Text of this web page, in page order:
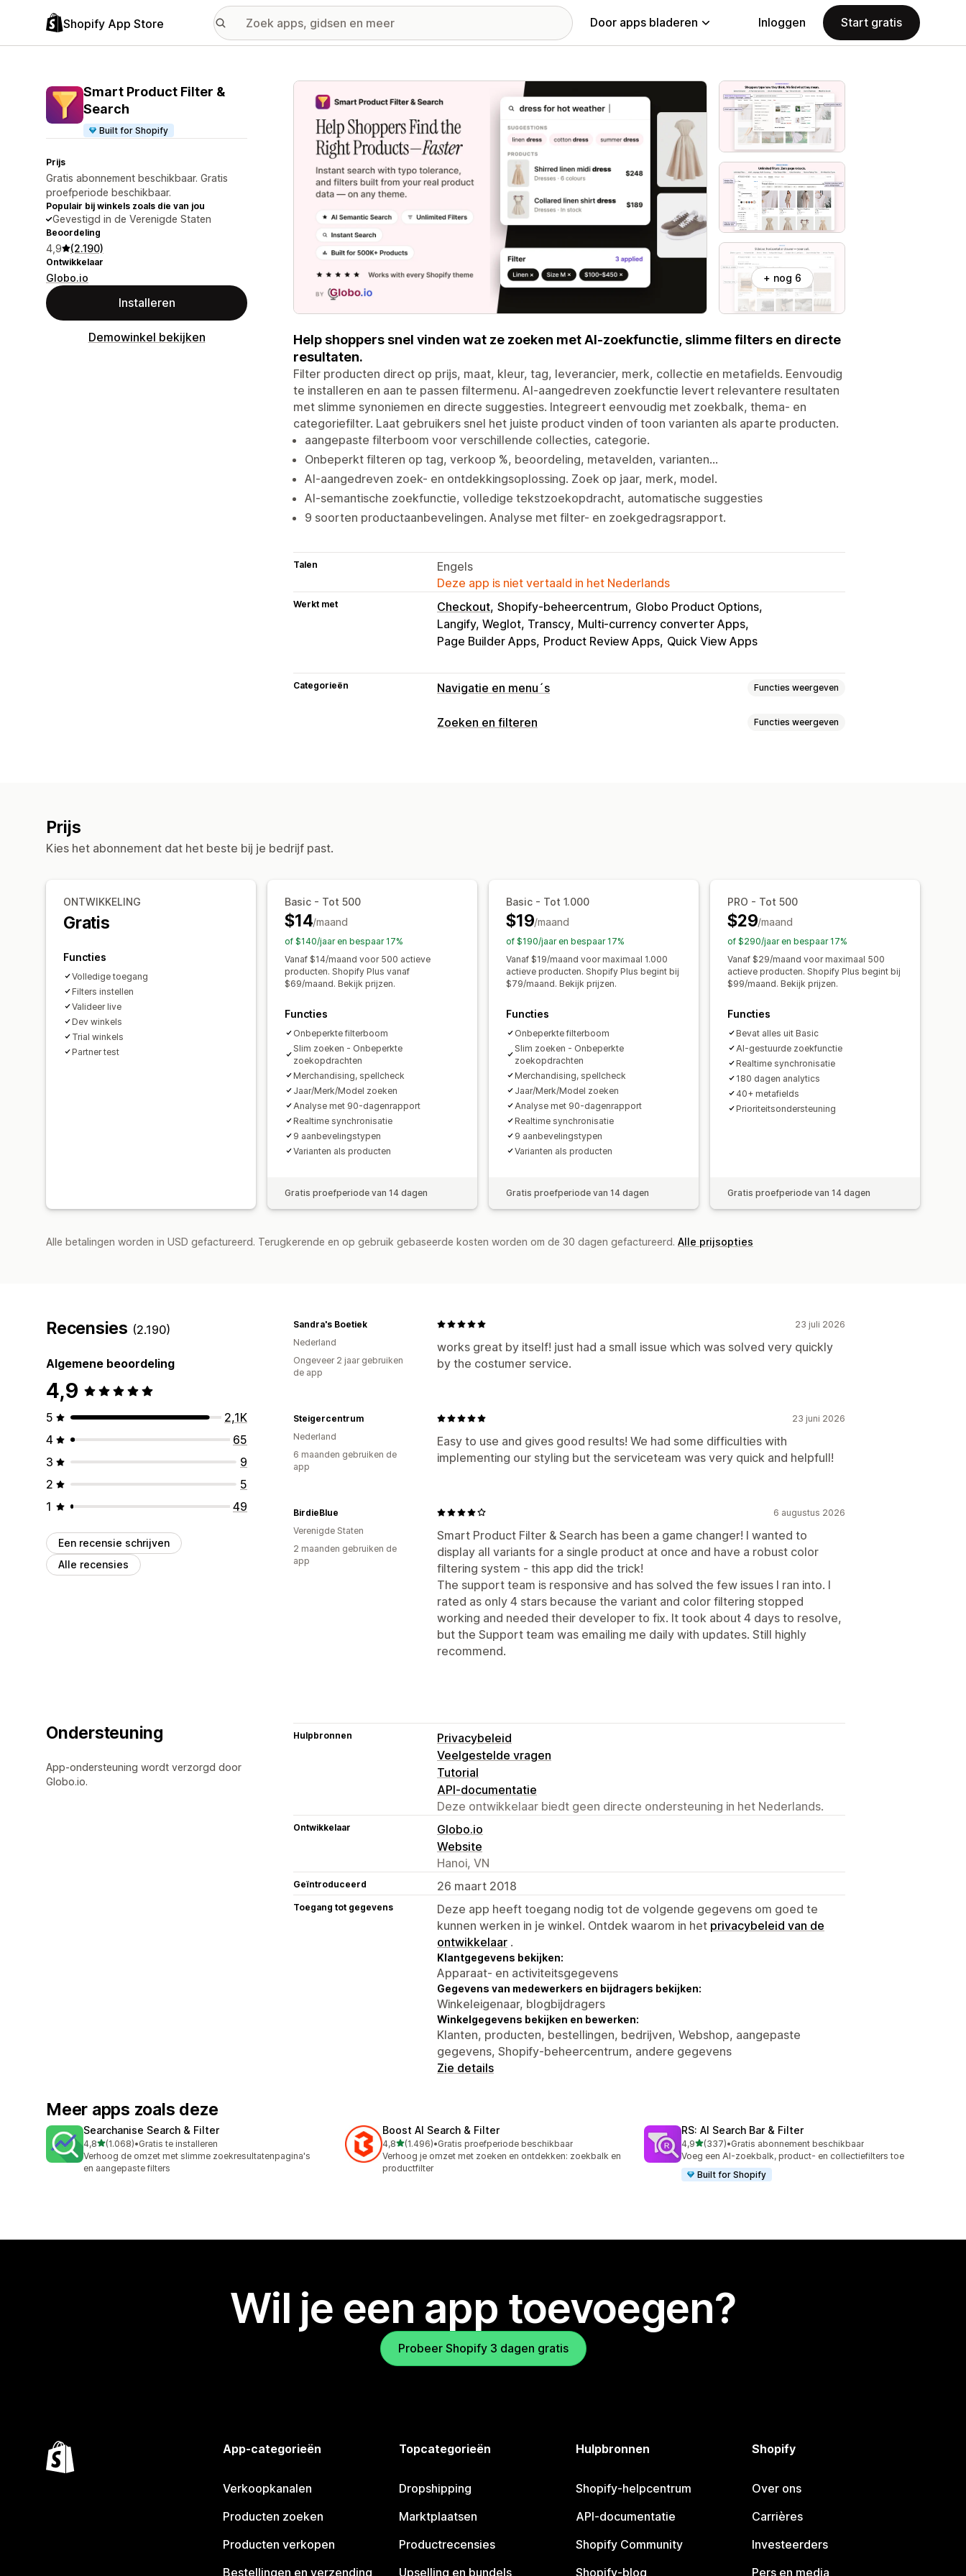
Shopify App Store Door apps bladeren Inloggen Start gratis
Smart Product Filter &
Search
Built for Shopify
Prijs
Gratis abonnement beschikbaar. Gratis
proefperiode beschikbaar.
Populair bij winkels zoals die van jou
Gevestigd in de Verenigde Staten
Beoordeling
4,9 (2.190)
Ontwikkelaar
Globo.io
Installeren
Demowinkel bekijken
Galerij met uitgelichte afbeeldingen
+ nog 6
Help shoppers snel vinden wat ze zoeken met AI-zoekfunctie, slimme filters en directe
resultaten.
Filter producten direct op prijs, maat, kleur, tag, leverancier, merk, collectie en metafields. Eenvoudig
te installeren en aan te passen filtermenu. AI-aangedreven zoekfunctie levert relevantere resultaten
met slimme synoniemen en directe suggesties. Integreert eenvoudig met zoekbalk, thema- en
categoriefilter. Laat gebruikers snel het juiste product vinden of toon varianten als aparte producten.
aangepaste filterboom voor verschillende collecties, categorie.
Onbeperkt filteren op tag, verkoop %, beoordeling, metavelden, varianten...
AI-aangedreven zoek- en ontdekkingsoplossing. Zoek op jaar, merk, model.
AI-semantische zoekfunctie, volledige tekstzoekopdracht, automatische suggesties
9 soorten productaanbevelingen. Analyse met filter- en zoekgedragsrapport.
Talen
Engels
Deze app is niet vertaald in het Nederlands
Werkt met Checkout Shopify-beheercentrum Globo Product Options
Langify, Weglot, Transcy Multi-currency converter Apps
Page Builder Apps Product Review Apps Quick View Apps
Categorieën Navigatie en menu´s Functies weergeven
Menustijl
Zoeken en filteren Functies weergeven
Mobiel responsief
Aangepaste CSS Aangepaste stijl Filterweergave
Aangepaste filters Zoekresultatenpagina
Aangepaste dashboards Filtergebruik Analytics in realtime
Gedragsinzichten Zoekopdrachten
Prijs
Kies het abonnement dat het beste bij je bedrijf past.
ONTWIKKELING
Gratis
Functies
Volledige toegang
Filters instellen
Valideer live
Dev winkels
Trial winkels
Partner test
Basic - Tot 500
$14/maand
of $140/jaar en bespaar 17%
Vanaf $14/maand voor 500 actieve
producten. Shopify Plus vanaf
$69/maand. Bekijk prijzen.
Functies
Onbeperkte filterboom
Slim zoeken - Onbeperkte
zoekopdrachten
Merchandising, spellcheck
Jaar/Merk/Model zoeken
Analyse met 90-dagenrapport
Realtime synchronisatie
9 aanbevelingstypen
Varianten als producten
Gratis proefperiode van 14 dagen
Basic - Tot 1.000
$19/maand
of $190/jaar en bespaar 17%
Vanaf $19/maand voor maximaal 1.000
actieve producten. Shopify Plus begint bij
$79/maand. Bekijk prijzen.
Functies
Onbeperkte filterboom
Slim zoeken - Onbeperkte
zoekopdrachten
Merchandising, spellcheck
Jaar/Merk/Model zoeken
Analyse met 90-dagenrapport
Realtime synchronisatie
9 aanbevelingstypen
Varianten als producten
Gratis proefperiode van 14 dagen
PRO - Tot 500
$29/maand
of $290/jaar en bespaar 17%
Vanaf $29/maand voor maximaal 500
actieve producten. Shopify Plus begint bij
$99/maand. Bekijk prijzen.
Functies
Bevat alles uit Basic
AI-gestuurde zoekfunctie
Realtime synchronisatie
180 dagen analytics
40+ metafields
Prioriteitsondersteuning
Gratis proefperiode van 14 dagen
Alle betalingen worden in USD gefactureerd. Terugkerende en op gebruik gebaseerde kosten worden om de 30 dagen gefactureerd. Alle prijsopties
Recensies (2.190)
Algemene beoordeling
4,9
5
2,1K
4
65
3
9
2
5
1
49
Een recensie schrijven
Alle recensies
23 juli 2026
works great by itself! just had a small issue which was solved very quickly
by the costumer service.
Sandra's Boetiek
Nederland
Ongeveer 2 jaar gebruiken
de app
23 juni 2026
Easy to use and gives good results! We had some difficulties with
implementing our styling but the serviceteam was very quick and helpfull!
Steigercentrum
Nederland
6 maanden gebruiken de
app
6 augustus 2026
Smart Product Filter & Search has been a game changer! I wanted to
display all variants for a single product at once and have a robust color
filtering system - this app did the trick!
The support team is responsive and has solved the few issues I ran into. I
rated as only 4 stars because the variant and color filtering stopped
working and needed their developer to fix. It took about 4 days to resolve,
but the Support team was emailing me daily with updates. Still highly
recommend.
BirdieBlue
Verenigde Staten
2 maanden gebruiken de
app
Ondersteuning
App-ondersteuning wordt verzorgd door
Globo.io.
Hulpbronnen
Privacybeleid
Veelgestelde vragen
Tutorial
API-documentatie
Deze ontwikkelaar biedt geen directe ondersteuning in het Nederlands.
Ontwikkelaar
Globo.io
Website
Hanoi, VN
Geïntroduceerd 26 maart 2018
Toegang tot gegevens
Deze app heeft toegang nodig tot de volgende gegevens om goed te
kunnen werken in je winkel. Ontdek waarom in het privacybeleid van de
ontwikkelaar .
Klantgegevens bekijken:
Apparaat- en activiteitsgegevens
Gegevens van medewerkers en bijdragers bekijken:
Winkeleigenaar, blogbijdragers
Winkelgegevens bekijken en bewerken:
Klanten, producten, bestellingen, bedrijven, Webshop, aangepaste
gegevens, Shopify-beheercentrum, andere gegevens
Zie details
Meer apps zoals deze
Searchanise Search & Filter
4,8van 5 sterren
(1.068)
1068 recensies in totaal
•Gratis te installeren
Verhoog de omzet met slimme zoekresultatenpagina's
en aangepaste filters
Boost AI Search & Filter
4,8van 5 sterren
(1.496)
1496 recensies in totaal
•Gratis proefperiode beschikbaar
Verhoog je omzet met zoeken en ontdekken: zoekbalk en
productfilter
RS: AI Search Bar & Filter
4,9van 5 sterren
(337)
337 recensies in totaal
•Gratis abonnement beschikbaar
Voeg een AI-zoekbalk, product- en collectiefilters toe
Built for Shopify
Wil je een app toevoegen?
Probeer Shopify 3 dagen gratis
App-categorieën
Verkoopkanalen
Producten zoeken
Producten verkopen
Bestellingen en verzending
Topcategorieën
Dropshipping
Marktplaatsen
Productrecensies
Upselling en bundels
Hulpbronnen
Shopify-helpcentrum
API-documentatie
Shopify Community
Shopify-blog
Shopify
Over ons
Carrières
Investeerders
Pers en media